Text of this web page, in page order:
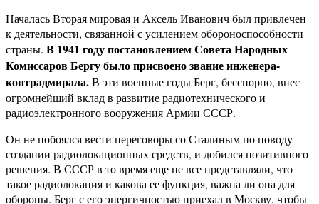
Началась Вторая мировая и Аксель Иванович был привлечен
к деятельности, связанной с усилением обороноспособности
страны. В 1941 году постановлением Совета Народных
Комиссаров Бергу было присвоено звание инженера-
контрадмирала.В эти военные годы Берг, бесспорно, внес
огромнейший вклад в развитие радиотехнического и
радиоэлектронного вооружения Армии СССР.
Он не побоялся вести переговоры со Сталиным по поводу
создании радиолокационных средств, и добился позитивного
решения. В СССР в то время еще не все представляли, что
такое радиолокация и какова ее функция, важна ли она для
обороны. Берг с его энергичностью приехал в Москву, чтобы